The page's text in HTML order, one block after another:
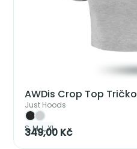
AWDis Crop Top Tričko
Just Hoods
S, M, L, XL
349,00 Kč